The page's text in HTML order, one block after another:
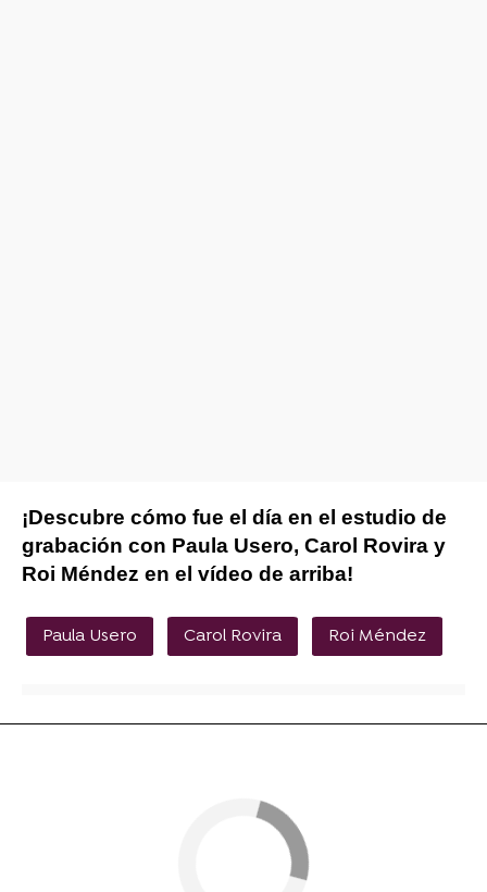
¡Descubre cómo fue el día en el estudio de
grabación con Paula Usero, Carol Rovira y
Roi Méndez en el vídeo de arriba!
Paula Usero Carol Rovira Roi Méndez